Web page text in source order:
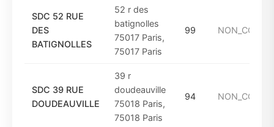
SDC 52 RUE
DES
BATIGNOLLES
52 r des
batignolles
75017 Paris,
75017 Paris
99
SDC 39 RUE
DOUDEAUVILLE
39 r
doudeauville
75018 Paris,
75018 Paris
94